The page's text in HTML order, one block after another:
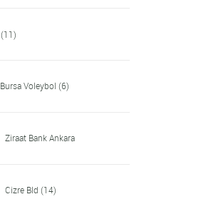
(11)
Bursa Voleybol (6)
Ziraat Bank Ankara
Cizre Bld (14)